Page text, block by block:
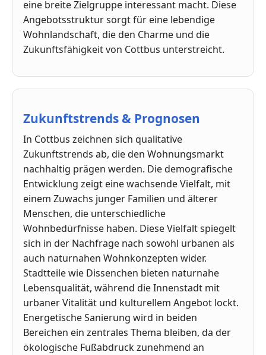
eine breite Zielgruppe interessant macht. Diese
Angebotsstruktur sorgt für eine lebendige
Wohnlandschaft, die den Charme und die
Zukunftsfähigkeit von Cottbus unterstreicht.
Zukunftstrends & Prognosen
In Cottbus zeichnen sich qualitative
Zukunftstrends ab, die den Wohnungsmarkt
nachhaltig prägen werden. Die demografische
Entwicklung zeigt eine wachsende Vielfalt, mit
einem Zuwachs junger Familien und älterer
Menschen, die unterschiedliche
Wohnbedürfnisse haben. Diese Vielfalt spiegelt
sich in der Nachfrage nach sowohl urbanen als
auch naturnahen Wohnkonzepten wider.
Stadtteile wie Dissenchen bieten naturnahe
Lebensqualität, während die Innenstadt mit
urbaner Vitalität und kulturellem Angebot lockt.
Energetische Sanierung wird in beiden
Bereichen ein zentrales Thema bleiben, da der
ökologische Fußabdruck zunehmend an